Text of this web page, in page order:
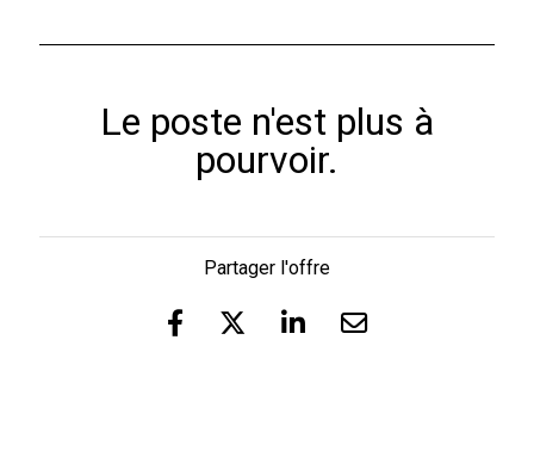
Le poste n'est plus à
pourvoir.
Partager l'offre